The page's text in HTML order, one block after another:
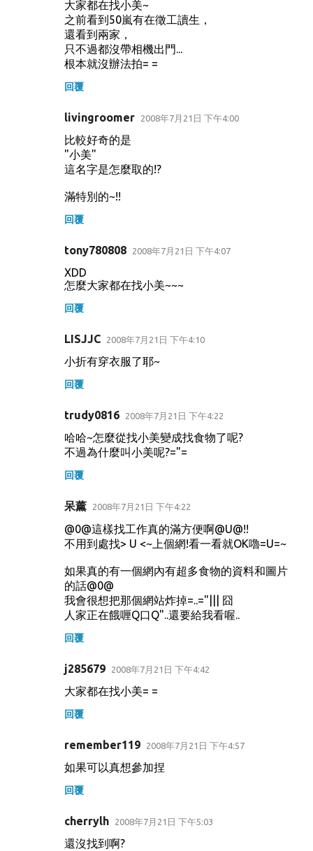
大家都在找小美~
之前看到50嵐有在徵工讀生，
還看到兩家，
只不過都沒帶相機出門...
根本就沒辦法拍= =
回覆
livingroomer 2008年7月21日 下午4:00
比較好奇的是
"小美"
這名字是怎麼取的!?
滿特別的~!!
回覆
tony780808 2008年7月21日 下午4:07
XDD
怎麼大家都在找小美~~~
回覆
LISJJC 2008年7月21日 下午4:10
小折有穿衣服了耶~
回覆
trudy0816 2008年7月21日 下午4:22
哈哈~怎麼從找小美變成找食物了呢?
不過為什麼叫小美呢?="=
回覆
呆薰 2008年7月21日 下午4:22
@0@這樣找工作真的滿方便啊@U@!!
不用到處找> U <~上個網!看一看就OK嚕=U=~
如果真的有一個網內有超多食物的資料和圖片
的話@0@
我會很想把那個網站炸掉=..="||| 囧
人家正在餓喱Q口Q"..還要給我看喔..
回覆
j285679 2008年7月21日 下午4:42
大家都在找小美= =
回覆
remember119 2008年7月21日 下午4:57
如果可以真想參加捏
回覆
cherrylh 2008年7月21日 下午5:03
還沒找到啊?